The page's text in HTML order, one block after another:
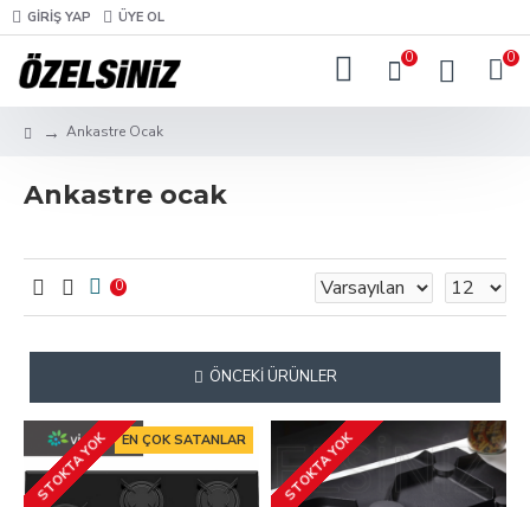
GIRIŞ YAP ÜYE OL
0 0
Ankastre Ocak
Ankastre ocak
0
ÖNCEKI ÜRÜNLER
EN ÇOK SATANLAR
STOKTA YOK STOKTA YOK